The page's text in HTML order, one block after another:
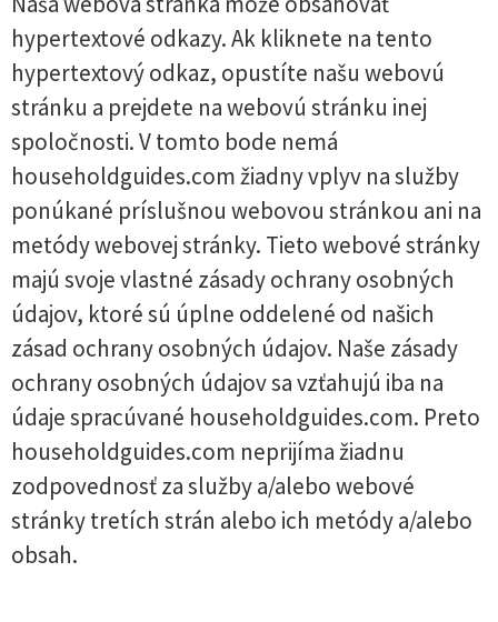
hypertextové odkazy. Ak kliknete na tento
hypertextový odkaz, opustíte našu webovú
stránku a prejdete na webovú stránku inej
spoločnosti. V tomto bode nemá
householdguides.com žiadny vplyv na služby
ponúkané príslušnou webovou stránkou ani na
metódy webovej stránky. Tieto webové stránky
majú svoje vlastné zásady ochrany osobných
údajov, ktoré sú úplne oddelené od našich
zásad ochrany osobných údajov. Naše zásady
ochrany osobných údajov sa vzťahujú iba na
údaje spracúvané householdguides.com. Preto
householdguides.com neprijíma žiadnu
zodpovednosť za služby a/alebo webové
stránky tretích strán alebo ich metódy a/alebo
obsah.